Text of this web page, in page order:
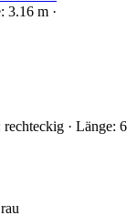
3.16 m ·
· Länge: 6